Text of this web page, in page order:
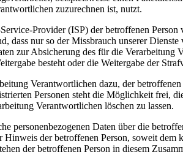
zuzurechnen ist, nutzt.
Provider (ISP) der betroffenen Person
dass nur so der Missbrauch unserer
zur Absicherung des für die Verarbeitung
besteht oder die Weitergabe der
Verantwortlichen dazu, der
Personen steht die Möglichkeit frei,
Verantwortlichen löschen zu lassen.
personenbezogenen Daten über die
der betroffenen Person, soweit dem
der betroffenen Person in diesem